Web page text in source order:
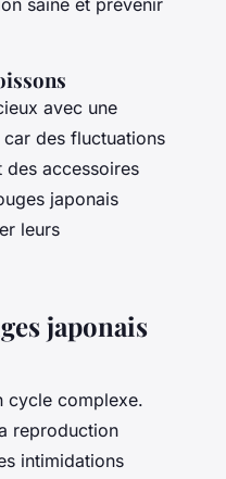
saine et prévenir
avec une
des fluctuations
des accessoires
japonais
leurs
japonais
cycle complexe.
reproduction
intimidations